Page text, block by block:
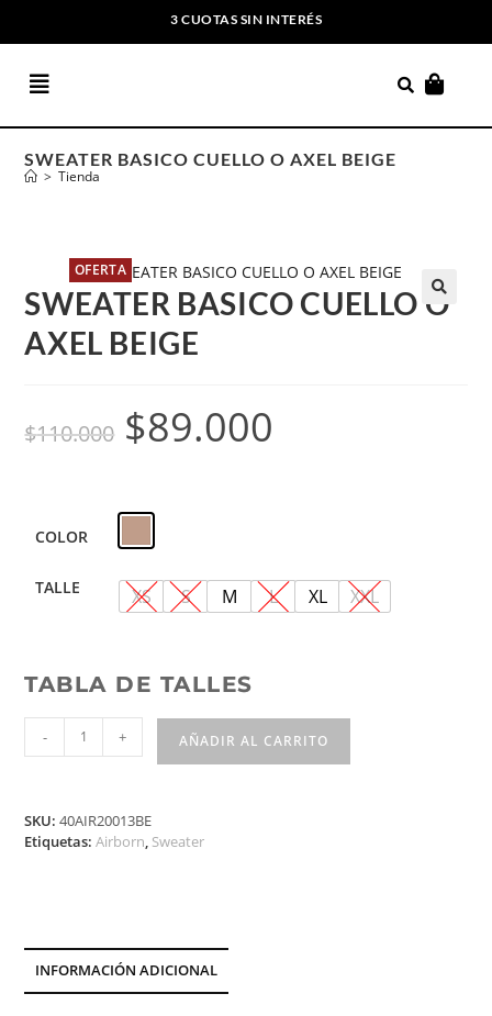
3 CUOTAS SIN INTERÉS
SWEATER BASICO CUELLO O AXEL BEIGE
> Tienda
OFERTA
SWEATER BASICO CUELLO O
AXEL BEIGE
$110.000 $89.000
COLOR
TALLE XS S M L XL XXL
TABLA DE TALLES
- + AÑADIR AL CARRITO
SKU:40AIR20013BE
Etiquetas:Airborn, Sweater
INFORMACIÓN ADICIONAL